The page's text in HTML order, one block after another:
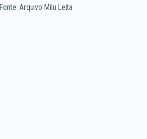
Fonte: Arquivo Milu Leita